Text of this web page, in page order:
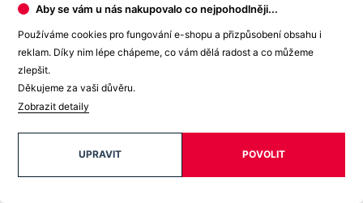
PŘIHLÁSIT SE K ODBĚRU
Odesláním souhlasíte se
Aby se vám u nás nakupovalo co nejpohodlněji...
Používáme cookies pro fungování e-shopu a přizpůsobení obsahu i
reklam. Díky nim lépe chápeme, co vám dělá radost a co můžeme
zlepšit.
Děkujeme za vaši důvěru.
Zobrazit detaily
POVOLIT
UPRAVIT